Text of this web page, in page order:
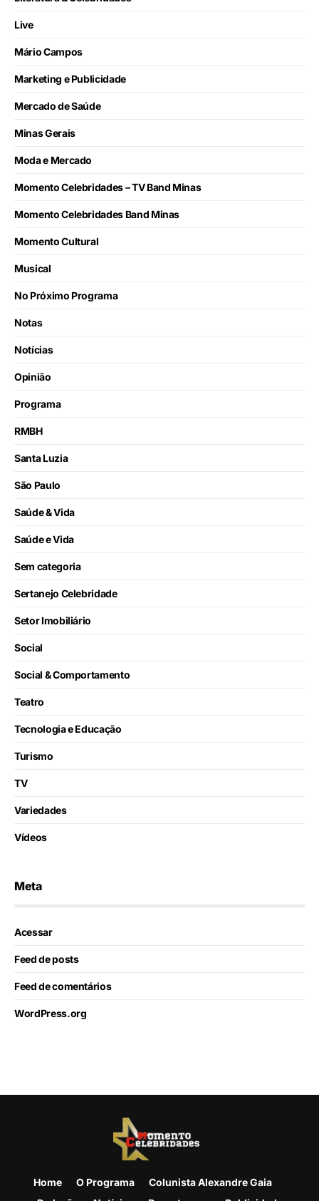
Live
Mário Campos
Marketing e Publicidade
Mercado de Saúde
Minas Gerais
Moda e Mercado
Momento Celebridades – TV Band Minas
Momento Celebridades Band Minas
Momento Cultural
Musical
No Próximo Programa
Notas
Notícias
Opinião
Programa
RMBH
Santa Luzia
São Paulo
Saúde & Vida
Saúde e Vida
Sem categoria
Sertanejo Celebridade
Setor Imobiliário
Social
Social & Comportamento
Teatro
Tecnologia e Educação
Turismo
TV
Variedades
Vídeos
Meta
Acessar
Feed de posts
Feed de comentários
WordPress.org
Home O Programa
Colunista Alexandre Gaia